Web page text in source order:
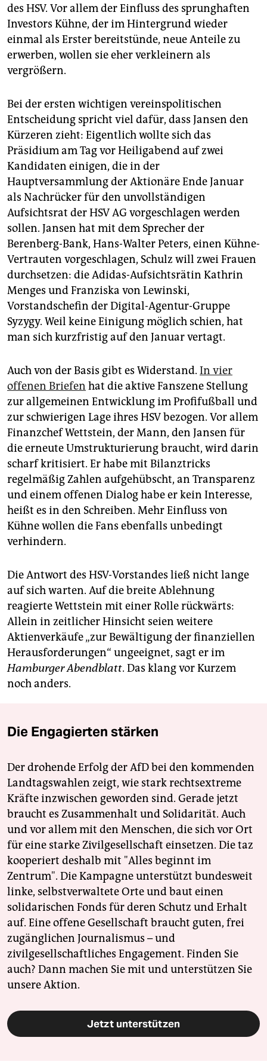
des HSV. Vor allem der Einfluss des sprunghaften
Investors Kühne, der im Hintergrund wieder
einmal als Erster bereitstünde, neue Anteile zu
erwerben, wollen sie eher verkleinern als
vergrößern.
Bei der ersten wichtigen vereinspolitischen
Entscheidung spricht viel dafür, dass Jansen den
Kürzeren zieht: Eigentlich wollte sich das
Präsidium am Tag vor Heiligabend auf zwei
Kandidaten einigen, die in der
Hauptversammlung der Aktionäre Ende Januar
als Nachrücker für den unvollständigen
Aufsichtsrat der HSV AG vorgeschlagen werden
sollen. Jansen hat mit dem Sprecher der
Berenberg-Bank, Hans-Walter Peters, einen Kühne-
Vertrauten vorgeschlagen, Schulz will zwei Frauen
durchsetzen: die Adidas-Aufsichtsrätin Kathrin
Menges und Franziska von Lewinski,
Vorstandschefin der Digital-Agentur-Gruppe
Syzygy. Weil keine Einigung möglich schien, hat
man sich kurzfristig auf den Januar vertagt.
Auch von der Basis gibt es Widerstand. In vier
offenen Briefen hat die aktive Fanszene Stellung
zur allgemeinen Entwicklung im Profifußball und
zur schwierigen Lage ihres HSV bezogen. Vor allem
Finanzchef Wettstein, der Mann, den Jansen für
die erneute Umstrukturierung braucht, wird darin
scharf kritisiert. Er habe mit Bilanztricks
regelmäßig Zahlen aufgehübscht, an Transparenz
und einem offenen Dialog habe er kein Interesse,
heißt es in den Schreiben. Mehr Einfluss von
Kühne wollen die Fans ebenfalls unbedingt
verhindern.
Die Antwort des HSV-Vorstandes ließ nicht lange
auf sich warten. Auf die breite Ablehnung
reagierte Wettstein mit einer Rolle rückwärts:
Allein in zeitlicher Hinsicht seien weitere
Aktienverkäufe „zur Bewältigung der finanziellen
Herausforderungen“ ungeeignet, sagt er im
Hamburger Abendblatt. Das klang vor Kurzem
noch anders.
Die Engagierten stärken
Der drohende Erfolg der AfD bei den kommenden
Landtagswahlen zeigt, wie stark rechtsextreme
Kräfte inzwischen geworden sind. Gerade jetzt
braucht es Zusammenhalt und Solidarität. Auch
und vor allem mit den Menschen, die sich vor Ort
für eine starke Zivilgesellschaft einsetzen. Die taz
kooperiert deshalb mit "Alles beginnt im
Zentrum". Die Kampagne unterstützt bundesweit
linke, selbstverwaltete Orte und baut einen
solidarischen Fonds für deren Schutz und Erhalt
auf. Eine offene Gesellschaft braucht guten, frei
zugänglichen Journalismus – und
zivilgesellschaftliches Engagement. Finden Sie
auch? Dann machen Sie mit und unterstützen Sie
unsere Aktion.
Jetzt unterstützen